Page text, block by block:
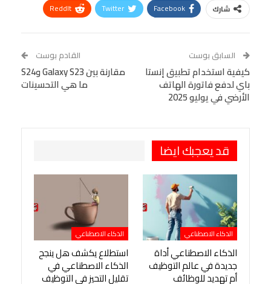
شارك Facebook
Twitter
ReddIt
Tumblr
البريد الإلكتروني
StumbleUpon
VK
Digg
LINE
Viber
السابق بوست
كيفية استخدام تطبيق إنستا
باي لدفع فاتورة الهاتف
الأرضي في يوليو 2025
القادم بوست
مقارنة بين Galaxy S23 وS24
ما هي التحسينات
قد يعجبك ايضا
الذكاء الاصطناعي
الذكاء الاصطناعي أداة
جديدة في عالم التوظيف
أم تهديد للوظائف
الذكاء الاصطناعي
استطلاع يكشف هل ينجح
الذكاء الاصطناعي في
تقليل التحيز في التوظيف